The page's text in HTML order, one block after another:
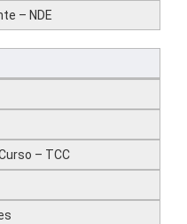
– NDE
– TCC